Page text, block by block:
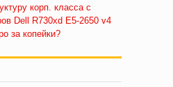
корп. класса c
Dell R730xd Е5-2650 v4
за копейки?